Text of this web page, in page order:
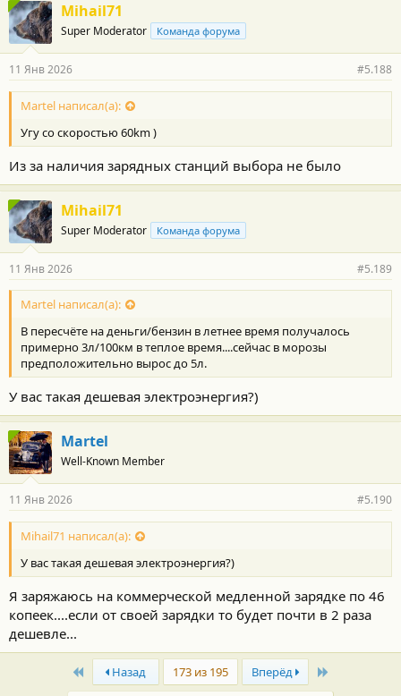
Mihail71
Super Moderator Команда форума
11 Янв 2026 #5.188
Martel написал(а):
Угу со скоростью 60km )
Из за наличия зарядных станций выбора не было
Mihail71
Super Moderator Команда форума
11 Янв 2026 #5.189
Martel написал(а):
В пересчёте на деньги/бензин в летнее время получалось
примерно 3л/100км в теплое время....сейчас в морозы
предположительно вырос до 5л.
У вас такая дешевая электроэнергия?)
Martel
Well-Known Member
11 Янв 2026 #5.190
Mihail71 написал(а):
У вас такая дешевая электроэнергия?)
Я заряжаюсь на коммерческой медленной зарядке по 46
копеек....если от своей зарядки то будет почти в 2 раза
дешевле...
First Назад 173 из 195 Вперёд